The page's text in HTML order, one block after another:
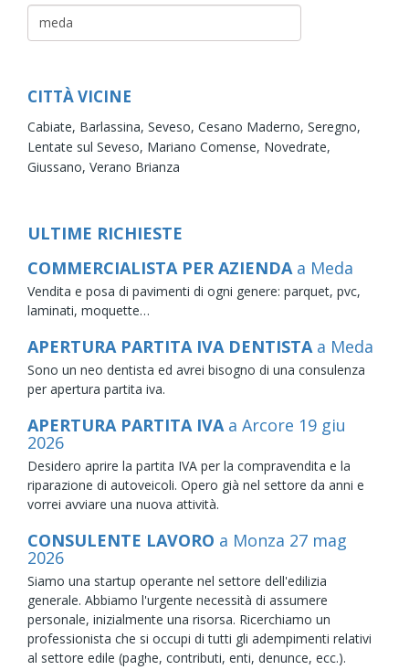
CITTÀ VICINE
Cabiate, Barlassina, Seveso, Cesano Maderno, Seregno,
Lentate sul Seveso, Mariano Comense, Novedrate,
Giussano, Verano Brianza
ULTIME RICHIESTE
COMMERCIALISTA PER AZIENDA a Meda
Vendita e posa di pavimenti di ogni genere: parquet, pvc,
laminati, moquette…
APERTURA PARTITA IVA DENTISTA a Meda
Sono un neo dentista ed avrei bisogno di una consulenza
per apertura partita iva.
APERTURA PARTITA IVA a Arcore 19 giu
2026
Desidero aprire la partita IVA per la compravendita e la
riparazione di autoveicoli. Opero già nel settore da anni e
vorrei avviare una nuova attività.
CONSULENTE LAVORO a Monza 27 mag
2026
Siamo una startup operante nel settore dell'edilizia
generale. Abbiamo l'urgente necessità di assumere
personale, inizialmente una risorsa. Ricerchiamo un
professionista che si occupi di tutti gli adempimenti relativi
al settore edile (paghe, contributi, enti, denunce, ecc.).